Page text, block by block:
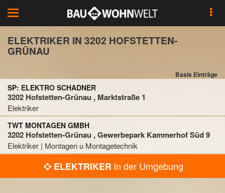
Toggle
navigation
ELEKTRIKER IN 3202 HOFSTETTEN-
GRÜNAU
Basis Einträge
SP: ELEKTRO SCHADNER
3202 Hofstetten-Grünau , Marktstraße 1
Elektriker
TWT MONTAGEN GMBH
3202 Hofstetten-Grünau , Gewerbepark Kammerhof Süd 9
Elektriker | Montagen u Montagetechnik
ELEKTRIKER in der Umgebung